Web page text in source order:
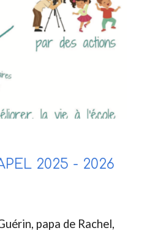
2025 - 2026
papa de Rachel,